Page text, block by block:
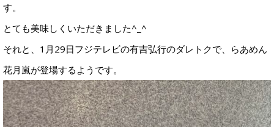
す。
とても美味しくいただきました^_^
それと、1月29日フジテレビの有吉弘行のダレトクで、らあめん
花月嵐が登場するようです。